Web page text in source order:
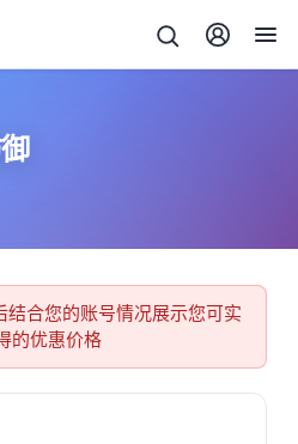
结合您的账号情况展示您可实
的优惠价格